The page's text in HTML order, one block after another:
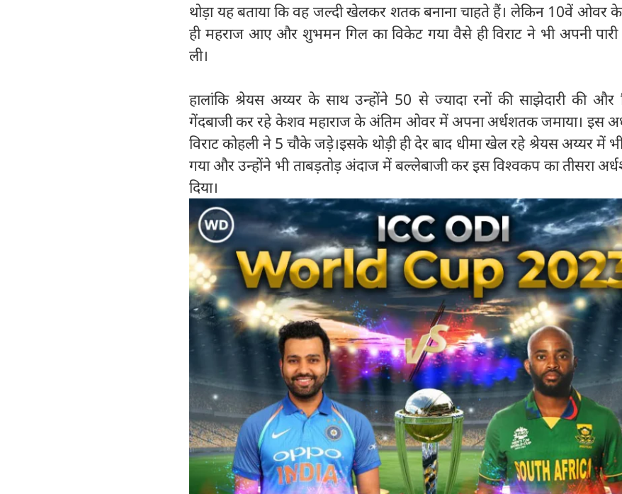
थोड़ा यह बताया कि वह जल्दी खेलकर शतक बनाना चाहते हैं। लेकिन 10वें ओवर
ही महराज आए और शुभमन गिल का विकेट गया वैसे ही विराट ने भी अपनी पारी
ली।
हालांकि श्रेयस अय्यर के साथ उन्होंने 50 से ज्यादा रनों की साझेदारी की और
गेंदबाजी कर रहे केशव महाराज के अंतिम ओवर में अपना अर्धशतक जमाया। इस
विराट कोहली ने 5 चौके जड़े।इसके थोड़ी ही देर बाद धीमा खेल रहे श्रेयस अय्यर में
गया और उन्होंने भी ताबड़तोड़ अंदाज में बल्लेबाजी कर इस विश्वकप का तीसरा
दिया।